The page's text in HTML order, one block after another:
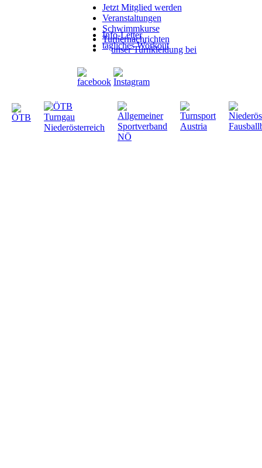
Jetzt Mitglied werden
Veranstaltungen
Schwimmkurse
Turnernachrichten
unser Turnkleidung bei
Info-Letter
tägliches Workout